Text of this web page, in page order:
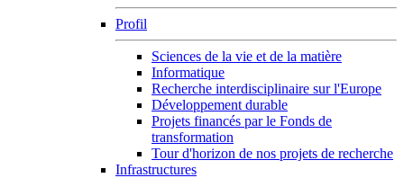
Profil
Sciences de la vie et de la matière
Informatique
Recherche interdisciplinaire sur l'Europe
Développement durable
Projets financés par le Fonds de
transformation
Tour d'horizon de nos projets de recherche
Infrastructures